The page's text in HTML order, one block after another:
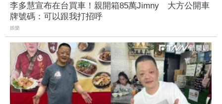
李多慧宣布在台買車！親開箱85萬Jimny 大方公開車
牌號碼：可以跟我打招呼
娛樂